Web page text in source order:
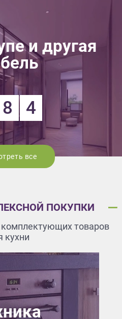
и другая
8 4
все
ПОКУПКИ
товаров
кухни